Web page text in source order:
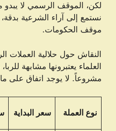
لكن، الموقف الرسمي لا
نستمع إلى آراء الشرعية
موقف الحكومات.
النقاش حول حلالية العملات
العلماء يعتبرونها مشابهة
مشروعاً. لا يوجد اتفاق على ما
نوع العملة سعر البداية